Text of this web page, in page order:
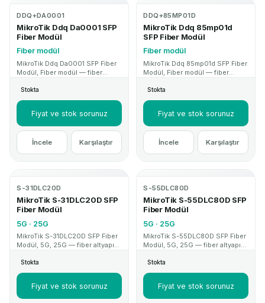
DDQ+DA0001
MikroTik Ddq Da0001 SFP
Fiber Modül
Fiber modül
MikroTik Ddq Da0001 SFP Fiber
Modül, Fiber modül — fiber
kullanılan SFP/QSFP modül
çözümüdür. Kurumsal proje ve
teknik destek için MikroTik
Mağaza.
Stokta
Fiyat ve stok sorunuz
İncele Karşılaştır
DDQ+85MP01D
MikroTik Ddq 85mp01d
SFP Fiber Modül
Fiber modül
MikroTik Ddq 85mp01d SFP Fiber
Modül, Fiber modül — fiber
kullanılan SFP/QSFP modül
çözümüdür. Kurumsal proje ve
teknik destek için MikroTik
Mağaza.
Stokta
Fiyat ve stok sorunuz
İncele Karşılaştır
S-31DLC20D
MikroTik S-31DLC20D SFP
Fiber Modül
5G · 25G
MikroTik S-31DLC20D SFP Fiber
Modül, 5G, 25G — fiber altyapı
SFP/QSFP modül çözümüdür.
Kurumsal proje ve teknik destek
için MikroTik Mağaza.
Stokta
Fiyat ve stok sorunuz
S-55DLC80D
MikroTik S-55DLC80D SFP
Fiber Modül
5G · 25G
MikroTik S-55DLC80D SFP Fiber
Modül, 5G, 25G — fiber altyapı
SFP/QSFP modül çözümüdür.
Kurumsal proje ve teknik destek
için MikroTik Mağaza.
Stokta
Fiyat ve stok sorunuz